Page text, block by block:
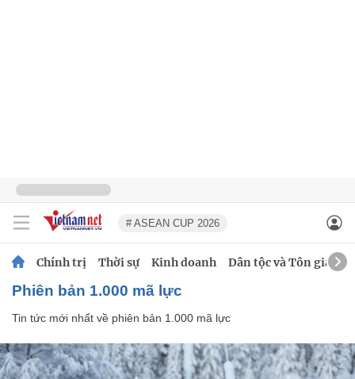
# ASEAN CUP 2026
Chính trị Thời sự Kinh doanh Dân tộc và Tôn giáo
phiên bản 1.000 mã lực
Tin tức mới nhất về phiên bản 1.000 mã lực